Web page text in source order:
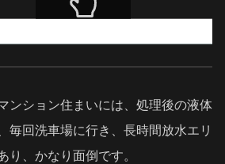
ンション住まいには、処理後の液体
毎回洗車場に行き、長時間放水エリ
り、かなり面倒です。